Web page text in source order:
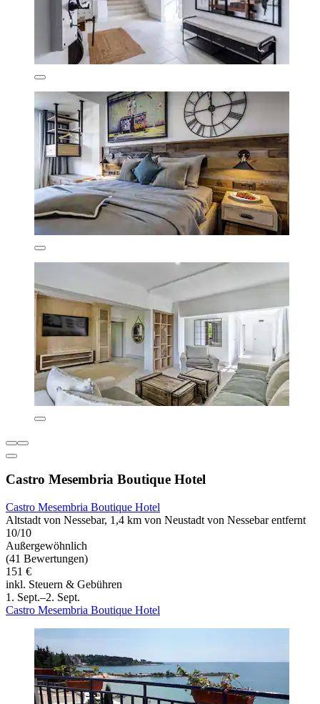
Castro Mesembria Boutique Hotel
Castro Mesembria Boutique Hotel
Altstadt von Nessebar, 1,4 km von Neustadt von Nessebar entfernt
10/10
Außergewöhnlich
(41 Bewertungen)
151 €
inkl. Steuern & Gebühren
1. Sept.–2. Sept.
Castro Mesembria Boutique Hotel